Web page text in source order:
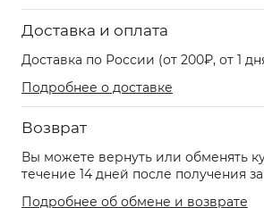
Доставка и оплата
Доставка по России (от 200₽, от 1
Подробнее о доставке
Возврат
Вы можете вернуть или обменять
течение 14 дней после получения
Подробнее об обмене и возврате